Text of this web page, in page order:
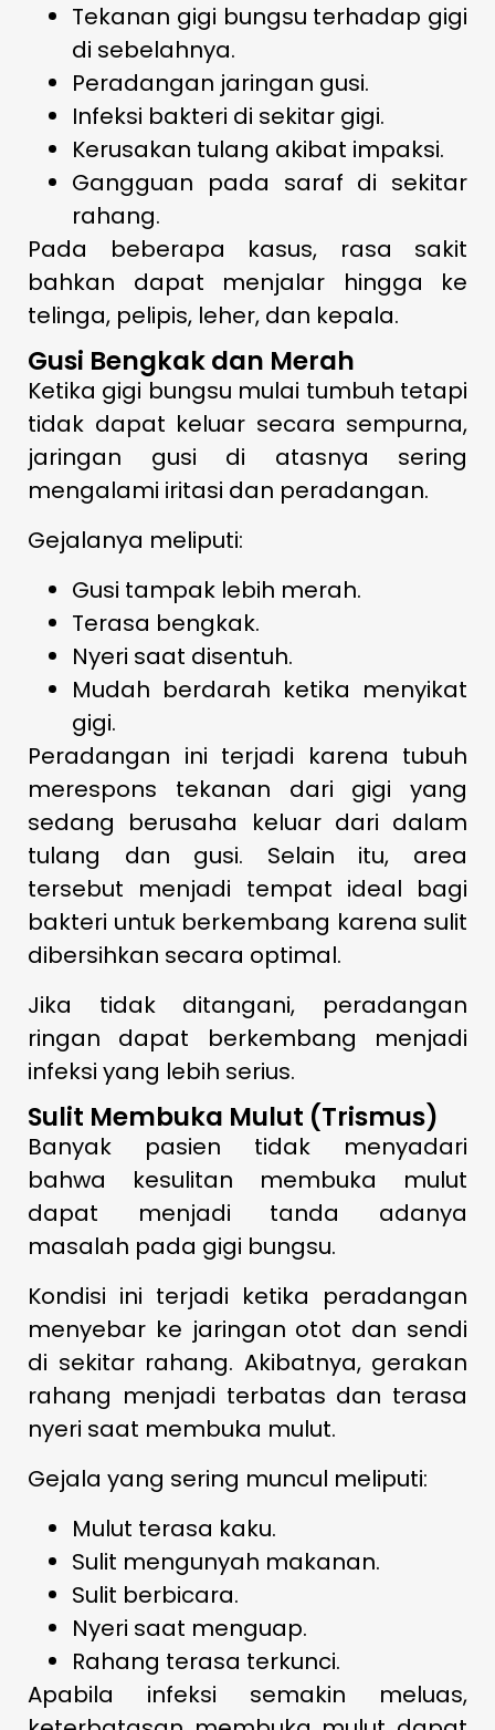
Tekanan gigi bungsu terhadap gigi
di sebelahnya.
Peradangan jaringan gusi.
Infeksi bakteri di sekitar gigi.
Kerusakan tulang akibat impaksi.
Gangguan pada saraf di sekitar
rahang.
Pada beberapa kasus, rasa sakit
bahkan dapat menjalar hingga ke
telinga, pelipis, leher, dan kepala.
Gusi Bengkak dan Merah
Ketika gigi bungsu mulai tumbuh tetapi
tidak dapat keluar secara sempurna,
jaringan gusi di atasnya sering
mengalami iritasi dan peradangan.
Gejalanya meliputi:
Gusi tampak lebih merah.
Terasa bengkak.
Nyeri saat disentuh.
Mudah berdarah ketika menyikat
gigi.
Peradangan ini terjadi karena tubuh
merespons tekanan dari gigi yang
sedang berusaha keluar dari dalam
tulang dan gusi. Selain itu, area
tersebut menjadi tempat ideal bagi
bakteri untuk berkembang karena sulit
dibersihkan secara optimal.
Jika tidak ditangani, peradangan
ringan dapat berkembang menjadi
infeksi yang lebih serius.
Sulit Membuka Mulut (Trismus)
Banyak pasien tidak menyadari
bahwa kesulitan membuka mulut
dapat menjadi tanda adanya
masalah pada gigi bungsu.
Kondisi ini terjadi ketika peradangan
menyebar ke jaringan otot dan sendi
di sekitar rahang. Akibatnya, gerakan
rahang menjadi terbatas dan terasa
nyeri saat membuka mulut.
Gejala yang sering muncul meliputi:
Mulut terasa kaku.
Sulit mengunyah makanan.
Sulit berbicara.
Nyeri saat menguap.
Rahang terasa terkunci.
Apabila infeksi semakin meluas,